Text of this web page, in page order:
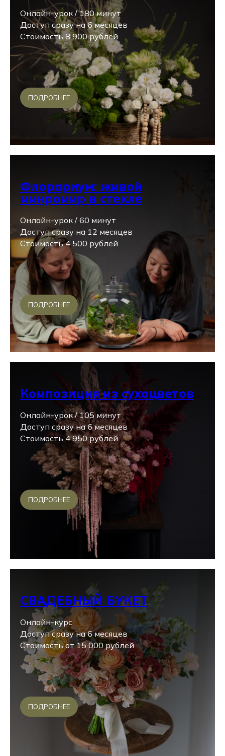
Онлайн-урок / 180 минут
Доступ сразу на 6 месяцев
Стоимость 8 900 рублей
ПОДРОБНЕЕ
Флорариум: живой
микромир в стекле
Онлайн-урок / 60 минут
Доступ сразу на 12 месяцев
Стоимость 4 500 рублей
ПОДРОБНЕЕ
Композиция из сухоцветов
Онлайн-урок / 105 минут
Доступ сразу на 6 месяцев
Стоимость 4 950 рублей
ПОДРОБНЕЕ
СВАДЕБНЫЙ БУКЕТ
Онлайн-курс
Доступ сразу на 6 месяцев
Стоимость от 15 000 рублей
ПОДРОБНЕЕ